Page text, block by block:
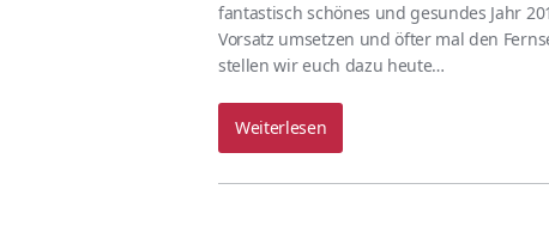
fantastisch schönes und gesundes Jahr
Vorsatz umsetzen und öfter mal den
stellen wir euch dazu heute…
Weiterlesen